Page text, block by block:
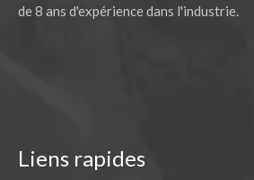
de 8 ans d'expérience dans l'industrie.
Liens rapides